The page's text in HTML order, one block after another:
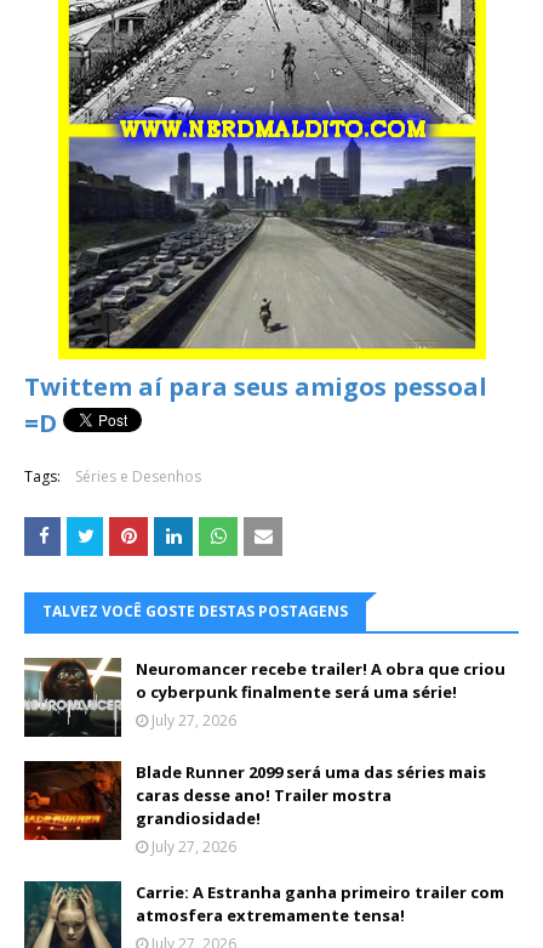
Twittem aí para seus amigos pessoal
=D
Tags: Séries e Desenhos
TALVEZ VOCÊ GOSTE DESTAS POSTAGENS
Neuromancer recebe trailer! A obra que criou
o cyberpunk finalmente será uma série!
July 27, 2026
Blade Runner 2099 será uma das séries mais
caras desse ano! Trailer mostra
grandiosidade!
July 27, 2026
Carrie: A Estranha ganha primeiro trailer com
atmosfera extremamente tensa!